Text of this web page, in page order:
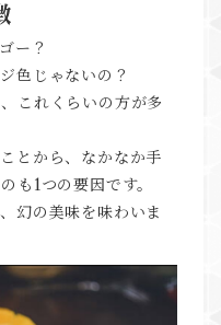
ー？
色じゃないの？
これくらいの方が多
とから、なかなか手
も1つの要因です。
幻の美味を味わいま